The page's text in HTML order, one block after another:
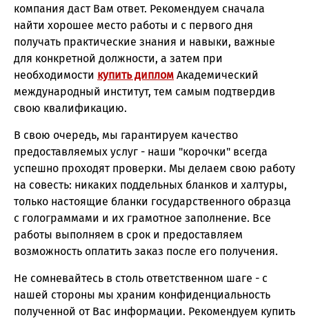
компания даст Вам ответ. Рекомендуем сначала
найти хорошее место работы и с первого дня
получать практические знания и навыки, важные
для конкретной должности, а затем при
необходимости купить диплом Академический
международный институт, тем самым подтвердив
свою квалификацию.
В свою очередь, мы гарантируем качество
предоставляемых услуг - наши "корочки" всегда
успешно проходят проверки. Мы делаем свою работу
на совесть: никаких поддельных бланков и халтуры,
только настоящие бланки государственного образца
с голограммами и их грамотное заполнение. Все
работы выполняем в срок и предоставляем
возможность оплатить заказ после его получения.
Не сомневайтесь в столь ответственном шаге - с
нашей стороны мы храним конфиденциальность
полученной от Вас информации. Рекомендуем купить